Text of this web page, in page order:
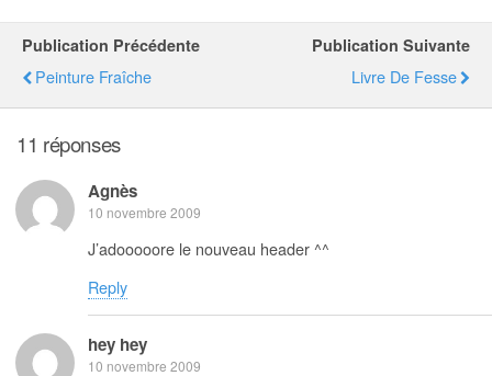
Publication Précédente
Peinture Fraîche
Publication Suivante
Livre De Fesse
11 réponses
Agnès
10 novembre 2009
J’adooooore le nouveau header ^^
Reply
hey hey
10 novembre 2009